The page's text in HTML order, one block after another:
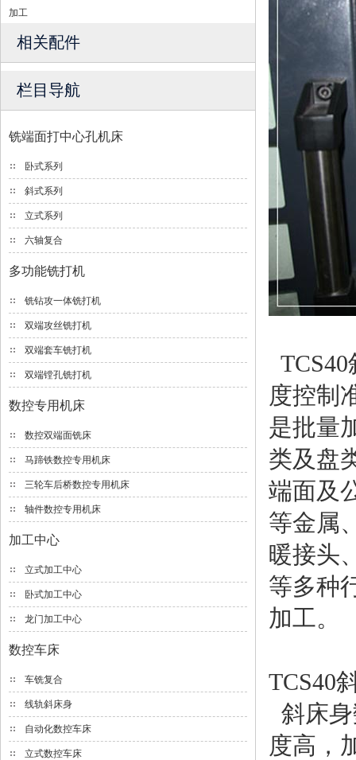
加工
相关配件
栏目导航
铣端面打中心孔机床
卧式系列
斜式系列
立式系列
六轴复合
多功能铣打机
铣钻攻一体铣打机
双端攻丝铣打机
双端套车铣打机
双端镗孔铣打机
数控专用机床
数控双端面铣床
马蹄铁数控专用机床
三轮车后桥数控专用机床
轴件数控专用机床
加工中心
立式加工中心
卧式加工中心
龙门加工中心
数控车床
车铣复合
线轨斜床身
自动化数控车床
立式数控车床
度控制
是批量
类及盘
端面及
等金属
暖接头
等多种
加工。
TCS40
斜床
度高，